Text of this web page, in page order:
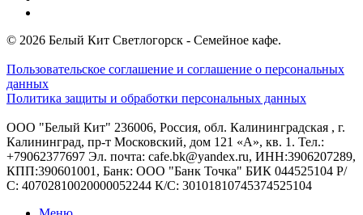
© 2026 Белый Кит Светлогорск - Семейное кафе.
Пользовательское соглашение и соглашение о персональных
данных
Политика защиты и обработки персональных данных
ООО "Белый Кит" 236006, Россия, обл. Калининградская , г.
Калининград, пр-т Московский, дом 121 «А», кв. 1. Тел.:
+79062377697 Эл. почта: cafe.bk@yandex.ru, ИНН:3906207289,
КПП:390601001, Банк: ООО "Банк Точка" БИК 044525104 Р/
С: 40702810020000052244 К/С: 30101810745374525104
Close